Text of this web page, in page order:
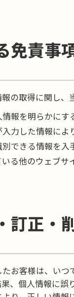
免責事
の取得に関し、
報を明らかにす
力した情報に
できる情報を入
る他のウェブ
訂正・
お客様は、い
、個人情報に誤